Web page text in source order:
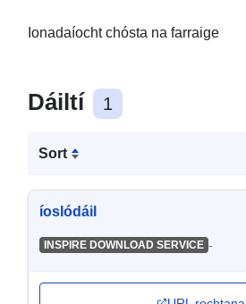
Ionadaíocht chósta na farraige
Dáiltí 1
Sort
íoslódáil
INSPIRE DOWNLOAD SERVICE -